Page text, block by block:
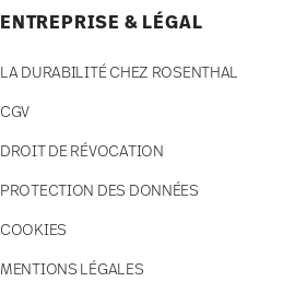
ENTREPRISE & LÉGAL
LA DURABILITÉ CHEZ ROSENTHAL
CGV
DROIT DE RÉVOCATION
PROTECTION DES DONNÉES
COOKIES
MENTIONS LÉGALES